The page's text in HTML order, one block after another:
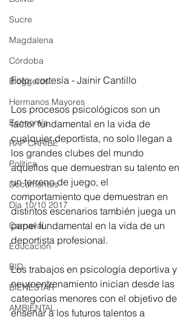
Sucre
Magdalena
Córdoba
Bloggeros
Hermanos Mayores
Economía
RAP CARIBE
Política
Documentos
Día 10/10 2017
Carnaval
Educación
BID
BIENESTAR
AMBIENTAL
Foto: cortesía - Jainir Cantillo
Los procesos psicológicos son un
factor fundamental en la vida de
cualquier deportista, no solo llegan a
los grandes clubes del mundo
aquellos que demuestran su talento en
un terreno de juego, el
comportamiento que demuestran en
distintos escenarios también juega un
papel fundamental en la vida de un
deportista profesional.
Los trabajos en psicología deportiva y
neuroentrenamiento inician desde las
categorías menores con el objetivo de
enseñar a los futuros talentos a